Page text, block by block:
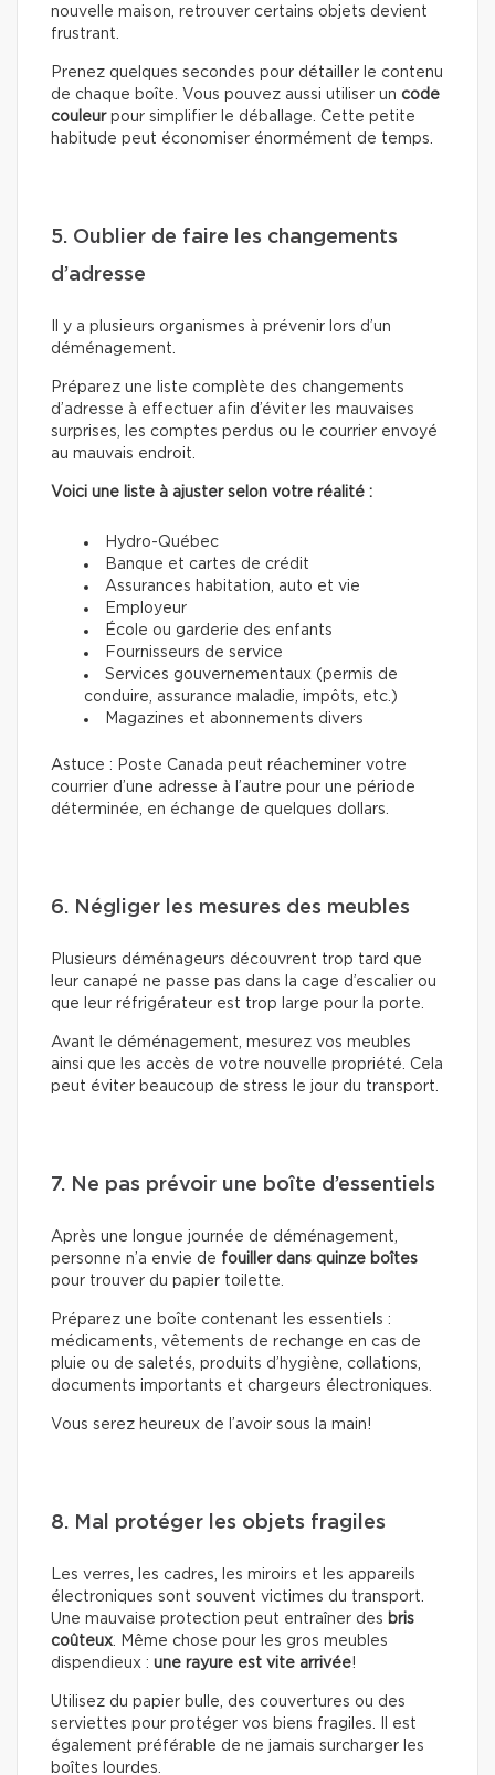
nouvelle maison, retrouver certains objets devient
frustrant.
Prenez quelques secondes pour détailler le contenu
de chaque boîte. Vous pouvez aussi utiliser un code
couleurpour simplifier le déballage. Cette petite
habitude peut économiser énormément de temps.
5. Oublier de faire les changements
d’adresse
Il y a plusieurs organismes à prévenir lors d’un
déménagement.
Préparez une liste complète des changements
d’adresse à effectuer afin d’éviter les mauvaises
surprises, les comptes perdus ou le courrier envoyé
au mauvais endroit.
Voici une liste à ajuster selon votre réalité :
Hydro-Québec
Banque et cartes de crédit
Assurances habitation, auto et vie
Employeur
École ou garderie des enfants
Fournisseurs de service
Services gouvernementaux (permis de
conduire, assurance maladie, impôts, etc.)
Magazines et abonnements divers
Astuce : Poste Canada peut réacheminer votre
courrier d’une adresse à l’autre pour une période
déterminée, en échange de quelques dollars.
6. Négliger les mesures des meubles
Plusieurs déménageurs découvrent trop tard que
leur canapé ne passe pas dans la cage d’escalier ou
que leur réfrigérateur est trop large pour la porte.
Avant le déménagement, mesurez vos meubles
ainsi que les accès de votre nouvelle propriété. Cela
peut éviter beaucoup de stress le jour du transport.
7. Ne pas prévoir une boîte d’essentiels
Après une longue journée de déménagement,
personne n’a envie de fouiller dans quinze boîtes
pour trouver du papier toilette.
Préparez une boîte contenant les essentiels :
médicaments, vêtements de rechange en cas de
pluie ou de saletés, produits d’hygiène, collations,
documents importants et chargeurs électroniques.
Vous serez heureux de l’avoir sous la main!
8. Mal protéger les objets fragiles
Les verres, les cadres, les miroirs et les appareils
électroniques sont souvent victimes du transport.
Une mauvaise protection peut entraîner des bris
coûteux. Même chose pour les gros meubles
dispendieux : une rayure est vite arrivée!
Utilisez du papier bulle, des couvertures ou des
serviettes pour protéger vos biens fragiles. Il est
également préférable de ne jamais surcharger les
boîtes lourdes.